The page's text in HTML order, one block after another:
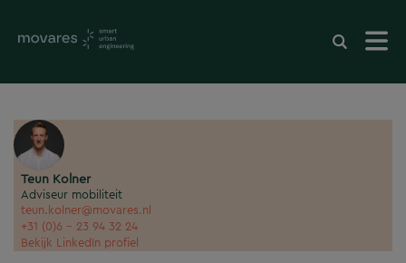
Teun Kolner
Adviseur mobiliteit
teun.kolner@movares.nl
+31 (0)6 - 23 94 32 24
Bekijk LinkedIn profiel